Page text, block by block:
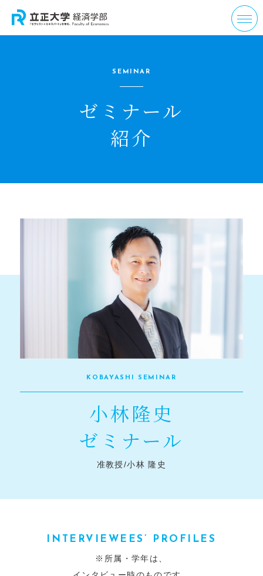
SEMINAR
ゼミナール
紹介
KOBAYASHI SEMINAR
小林隆史
ゼミナール
准教授/小林 隆史
INTERVIEWEES’ PROFILES
※所属・学年は、